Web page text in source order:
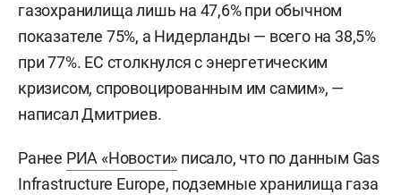
газохранилища лишь на 47,6% при обычном
показателе 75%, а Нидерланды — всего на 38,5%
при 77%. ЕС столкнулся с энергетическим
кризисом, спровоцированным им самим», —
написал Дмитриев.
Ранее РИА «Новости» писало, что по данным Gas
Infrastructure Europe, подземные хранилища газа